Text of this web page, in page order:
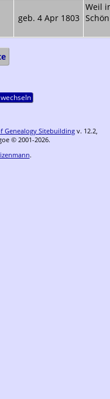
geb. 4 Apr 1803
Weil
Genealogy Sitebuildingv. 12.2,
© 2001-2026.
.